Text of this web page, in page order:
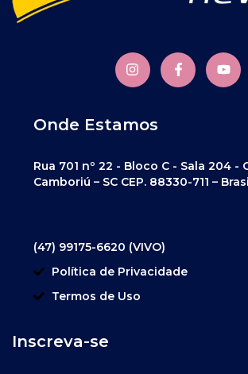
Onde Estamos
Rua 701 nº 22 - Bloco C - Sala 204 -
Camboriú – SC CEP. 88330-711 –
(47) 99175-6620 (VIVO)
Política de Privacidade
Termos de Uso
Inscreva-se